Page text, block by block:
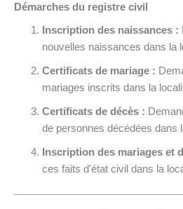
Démarches du registre civil
Inscription des naissances :
nouvelles naissances dans la
Certificats de mariage :
mariages inscrits dans la
Certificats de décès :
de personnes décédées dans
Inscription des mariages et
ces faits d'état civil dans la